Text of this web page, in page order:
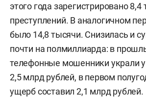
этого года зарегистрировано 8,4
преступлений. В аналогичном
было 14,8 тысячи. Снизилась и
почти на полмиллиарда: в
телефонные мошенники украли
2,5 млрд рублей, в первом
ущерб составил 2,1 млрд рублей.